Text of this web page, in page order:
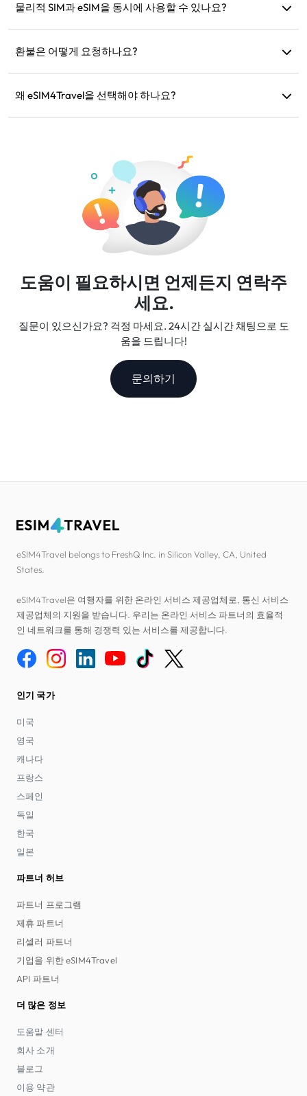
보관할 수도 있습니다.
물리적 SIM과 eSIM을 동시에 사용할 수 있나요?
에서만 모바일 데이터를 활성화하세요.
환불은 어떻게 요청하나요?
있는 경우 환불을 요청할 수 있습니다. 환불은 5~7 영업일 내에
왜 eSIM4Travel을 선택해야 하나요?
도움이 필요하시면 언제든지 연락주
세요.
질문이 있으신가요? 걱정 마세요. 24시간 실시간 채팅으로 도
움을 드립니다!
문의하기
eSIM4Travel belongs to FreshQ Inc. in Silicon Valley, CA, United
States.
eSIM4Travel은 여행자를 위한 온라인 서비스 제공업체로, 통신 서비스
제공업체의 지원을 받습니다. 우리는 온라인 서비스 파트너의 효율적
인 네트워크를 통해 경쟁력 있는 서비스를 제공합니다.
인기 국가
미국
영국
캐나다
프랑스
스페인
독일
한국
일본
파트너 허브
파트너 프로그램
제휴 파트너
리셀러 파트너
기업을 위한 eSIM4Travel
API 파트너
더 많은 정보
도움말 센터
회사 소개
블로그
이용 약관